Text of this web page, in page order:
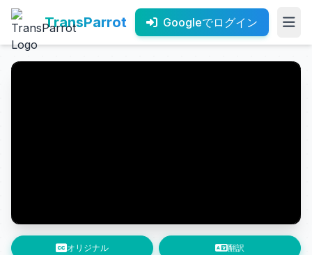
TransParrot Googleでログイン
オリジナル 翻訳